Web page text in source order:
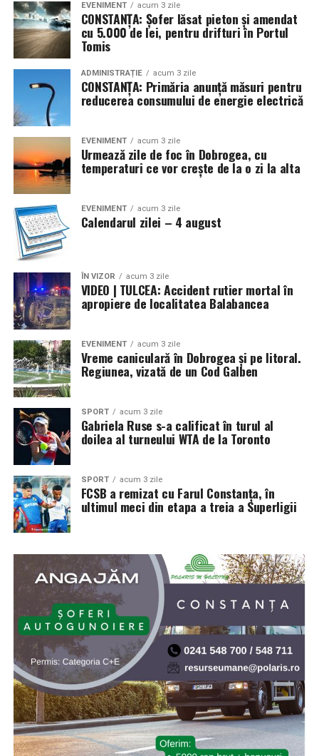
EVENIMENT acum 3 zile
CONSTANȚA: Șofer lăsat pieton și amendat
cu 5.000 de lei, pentru drifturi în Portul
Tomis
ADMINISTRAȚIE acum 3 zile
CONSTANȚA: Primăria anunță măsuri pentru
reducerea consumului de energie electrică
EVENIMENT acum 3 zile
Urmează zile de foc în Dobrogea, cu
temperaturi ce vor crește de la o zi la alta
EVENIMENT acum 3 zile
Calendarul zilei – 4 august
ÎN VIZOR acum 3 zile
VIDEO | TULCEA: Accident rutier mortal în
apropiere de localitatea Balabancea
EVENIMENT acum 3 zile
Vreme caniculară în Dobrogea și pe litoral.
Regiunea, vizată de un Cod Galben
SPORT acum 3 zile
Gabriela Ruse s-a calificat în turul al
doilea al turneului WTA de la Toronto
SPORT acum 3 zile
FCSB a remizat cu Farul Constanța, în
ultimul meci din etapa a treia a Superligii